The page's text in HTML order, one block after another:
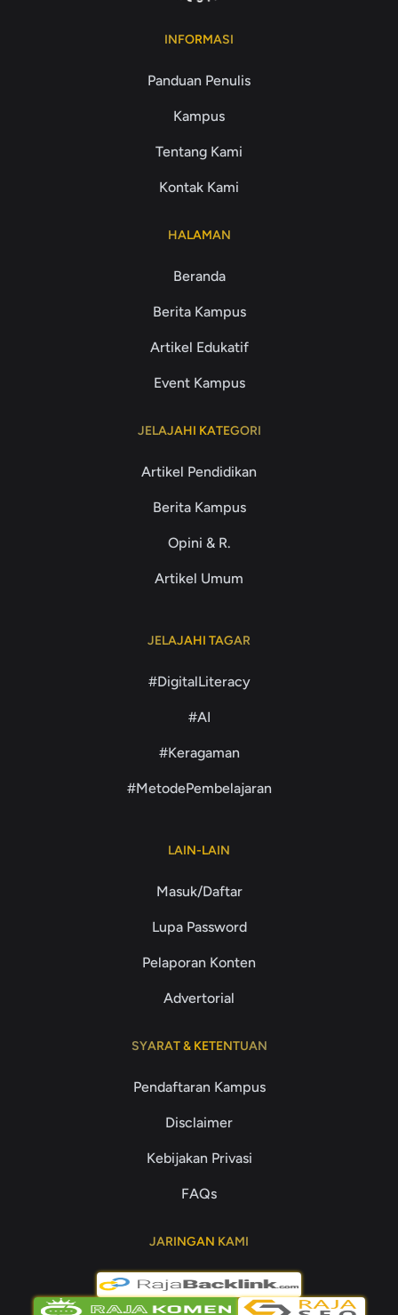
INFORMASI
Panduan Penulis
Kampus
Tentang Kami
Kontak Kami
HALAMAN
Beranda
Berita Kampus
Artikel Edukatif
Event Kampus
JELAJAHI KATEGORI
Artikel Pendidikan
Berita Kampus
Opini & R.
Artikel Umum
JELAJAHI TAGAR
#DigitalLiteracy
#AI
#Keragaman
#MetodePembelajaran
LAIN-LAIN
Masuk/Daftar
Lupa Password
Pelaporan Konten
Advertorial
SYARAT & KETENTUAN
Pendaftaran Kampus
Disclaimer
Kebijakan Privasi
FAQs
JARINGAN KAMI